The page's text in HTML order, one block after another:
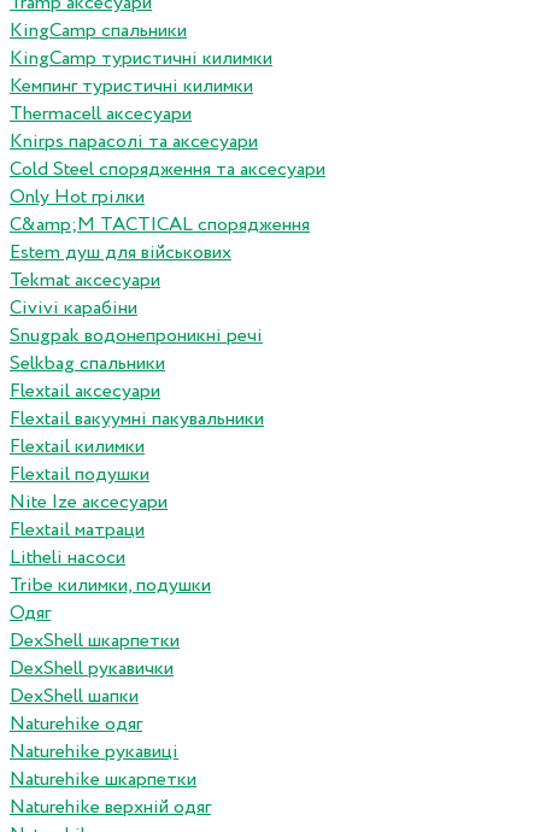
KingCamp спальники
KingCamp туристичні килимки
Кемпинг туристичні килимки
Thermacell аксесуари
Knirps парасолі та аксесуари
Cold Steel спорядження та аксесуари
Only Hot грілки
C&amp;M TACTICAL спорядження
Estem душ для військових
Tekmat аксесуари
Сivivi карабіни
Snugpak водонепроникні речі
Selkbag спальники
Flextail аксесуари
Flextail вакуумні пакувальники
Flextail килимки
Flextail подушки
Nite Ize аксесуари
Flextail матраци
Litheli насоси
Tribe килимки, подушки
Одяг
DexShell шкарпетки
DexShell рукавички
DexShell шапки
Naturehike одяг
Naturehike рукавиці
Naturehike шкарпетки
Naturehike верхній одяг